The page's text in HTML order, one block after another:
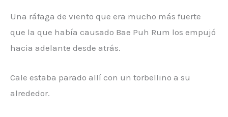
Una ráfaga de viento que era mucho más fuerte
que la que había causado Bae Puh Rum los empujó
hacia adelante desde atrás.
Cale estaba parado allí con un torbellino a su
alrededor.